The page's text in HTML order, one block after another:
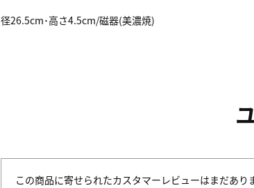
径26.5cm･高さ4.5cm/磁器(美濃焼)
この商品に寄せられたカスタマーレビューはまだあり